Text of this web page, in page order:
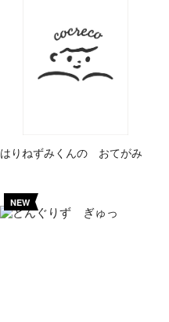
はりねずみくんの おてがみ
NEW